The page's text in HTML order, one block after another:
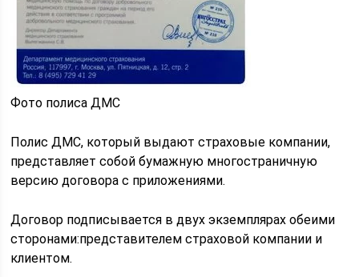
Фото полиса ДМС
Полис ДМС, который выдают страховые компании,
представляет собой бумажную многостраничную
версию договора с приложениями.
Договор подписывается в двух экземплярах обеими
сторонами:представителем страховой компании и
клиентом.